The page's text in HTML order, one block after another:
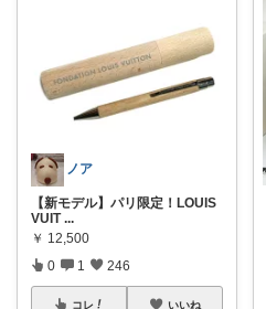
ノア
【新モデル】パリ限定！LOUIS
VUIT ...
￥ 12,500
0 1 246
コレ いいね